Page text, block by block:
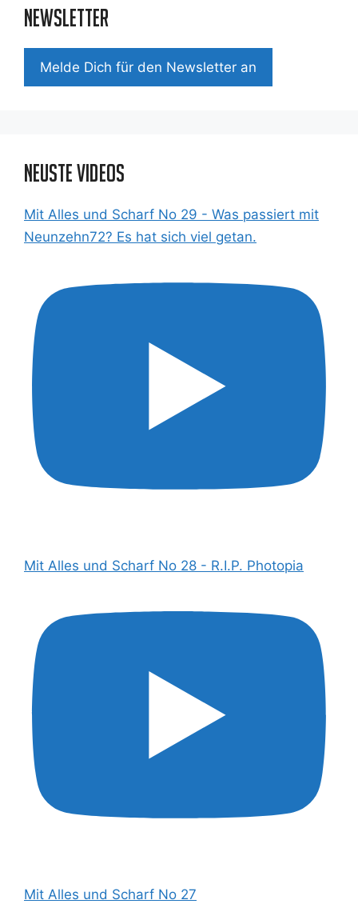
Newsletter
Mel­de Dich für den News­let­ter an
Neuste Videos
Mit Alles und Scharf No 29 - Was passiert mit
Neunzehn72? Es hat sich viel getan.
Mit Alles und Scharf No 28 - R.I.P. Photopia
Mit Alles und Scharf No 27